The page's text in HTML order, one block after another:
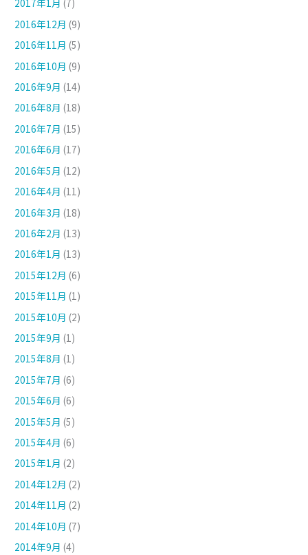
2017年1月 (7)
2016年12月 (9)
2016年11月 (5)
2016年10月 (9)
2016年9月 (14)
2016年8月 (18)
2016年7月 (15)
2016年6月 (17)
2016年5月 (12)
2016年4月 (11)
2016年3月 (18)
2016年2月 (13)
2016年1月 (13)
2015年12月 (6)
2015年11月 (1)
2015年10月 (2)
2015年9月 (1)
2015年8月 (1)
2015年7月 (6)
2015年6月 (6)
2015年5月 (5)
2015年4月 (6)
2015年1月 (2)
2014年12月 (2)
2014年11月 (2)
2014年10月 (7)
2014年9月 (4)